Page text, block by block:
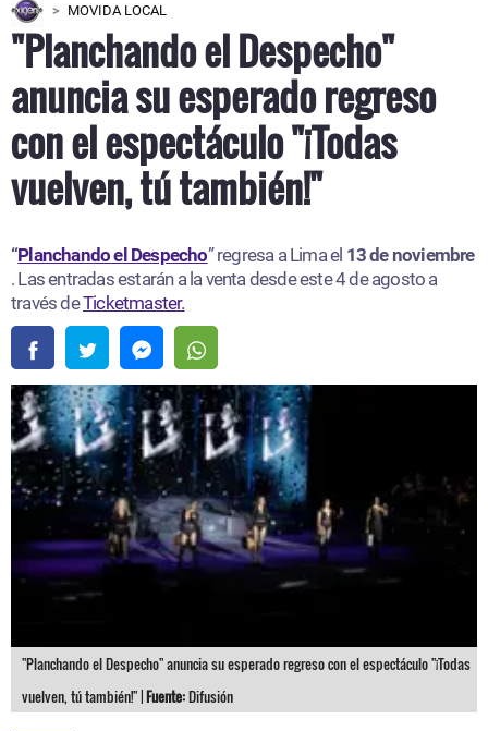
MOVIDA LOCAL
"Planchando el Despecho"
anuncia su esperado regreso
con el espectáculo "¡Todas
vuelven, tú también!"
“Planchando el Despecho” regresa a Lima el 13 de noviembre
. Las entradas estarán a la venta desde este 4 de agosto a
través deTicketmaster.
"Planchando el Despecho" anuncia su esperado regreso con el espectáculo "¡Todas
vuelven, tú también!" |Fuente:Difusión